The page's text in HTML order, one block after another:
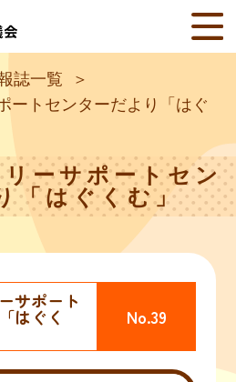
誌一覧
ートセンターだより「はぐ
ーサポートセン
「はぐくむ」
サポート
はぐく No.39